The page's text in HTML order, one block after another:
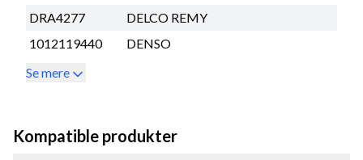
DRA4277
DELCO REMY
1012119440
DENSO
Se mere
Kompatible produkter